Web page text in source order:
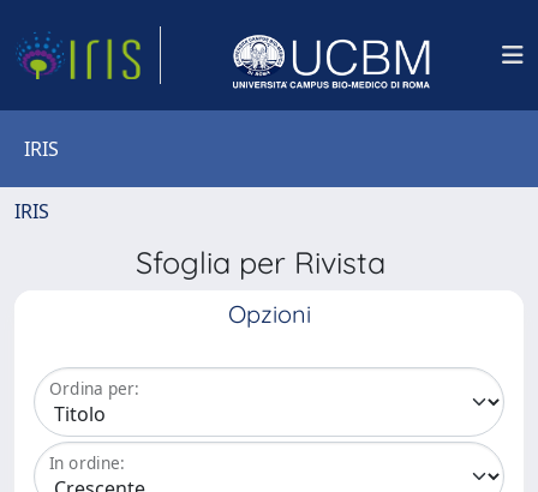
IRIS
IRIS
Sfoglia per Rivista
Opzioni
Ordina per:
In ordine: